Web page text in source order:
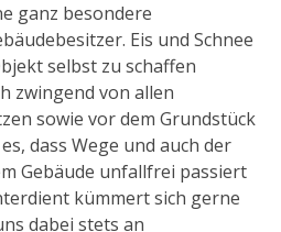
ganz besondere
Eis und Schnee
selbst zu schaffen
zwingend von allen
sowie vor dem Grundstück
dass Wege und auch der
Gebäude unfallfrei passiert
kümmert sich gerne
dabei stets an